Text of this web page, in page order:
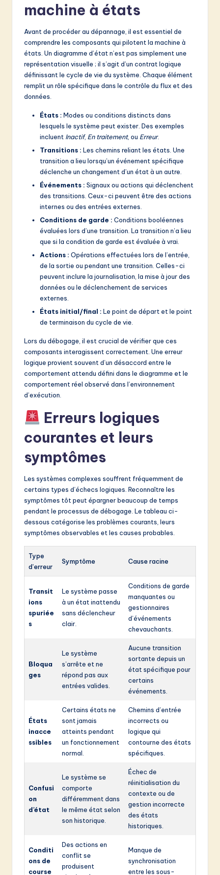
ti
o
machine à états
Avant de procéder au dépannage, il est essentiel de
comprendre les composants qui pilotent la machine à
états. Un diagramme d’état n’est pas simplement une
représentation visuelle ; il s’agit d’un contrat logique
définissant le cycle de vie du système. Chaque élément
remplit un rôle spécifique dans le contrôle du flux et des
données.
États : Modes ou conditions distincts dans
lesquels le système peut exister. Des exemples
incluent Inactif, En traitement, ou Erreur.
Transitions : Les chemins reliant les états. Une
transition a lieu lorsqu’un événement spécifique
déclenche un changement d’un état à un autre.
Événements : Signaux ou actions qui déclenchent
des transitions. Ceux-ci peuvent être des actions
internes ou des entrées externes.
Conditions de garde : Conditions booléennes
évaluées lors d’une transition. La transition n’a lieu
que si la condition de garde est évaluée à vrai.
Actions : Opérations effectuées lors de l’entrée,
de la sortie ou pendant une transition. Celles-ci
peuvent inclure la journalisation, la mise à jour des
données ou le déclenchement de services
externes.
États initial/final : Le point de départ et le point
de terminaison du cycle de vie.
Lors du débogage, il est crucial de vérifier que ces
composants interagissent correctement. Une erreur
logique provient souvent d’un désaccord entre le
comportement attendu défini dans le diagramme et le
comportement réel observé dans l’environnement
d’exécution.
Erreurs logiques
courantes et leurs
symptômes
Les systèmes complexes souffrent fréquemment de
certains types d’échecs logiques. Reconnaître les
symptômes tôt peut épargner beaucoup de temps
pendant le processus de débogage. Le tableau ci-
dessous catégorise les problèmes courants, leurs
symptômes observables et les causes probables.
Type
d’erreur
Symptôme Cause racine
Transit
ions
spuriée
s
Le système passe
à un état inattendu
sans déclencheur
clair.
Conditions de garde
manquantes ou
gestionnaires
d’événements
chevauchants.
Bloqua
ges
Le système
s’arrête et ne
répond pas aux
entrées valides.
Aucune transition
sortante depuis un
état spécifique pour
certains
événements.
États
inacce
ssibles
Certains états ne
sont jamais
atteints pendant
un fonctionnement
normal.
Chemins d’entrée
incorrects ou
logique qui
contourne des états
spécifiques.
Confusi
on
d’état
Le système se
comporte
différemment dans
le même état selon
son historique.
Échec de
réinitialisation du
contexte ou de
gestion incorrecte
des états
historiques.
Conditi
ons de
course
Des actions en
conflit se
produisent
Manque de
synchronisation
entre les sous-